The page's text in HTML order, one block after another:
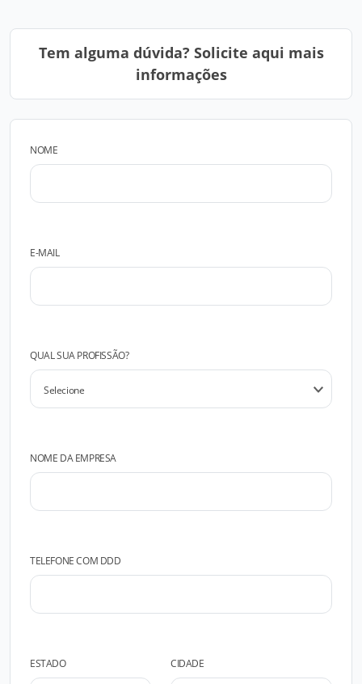
Tem alguma dúvida? Solicite aqui mais
informações
NOME
E-MAIL
QUAL SUA PROFISSÃO?
NOME DA EMPRESA
TELEFONE COM DDD
ESTADO CIDADE